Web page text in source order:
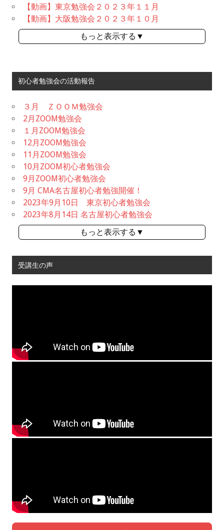
【動画】東京勉強会２０２３年１１月
【動画】大阪勉強会２０２３年１０月
もっと表示する▼
初心者勉強会の活動報告
３月 ＺＯＯＭ勉強会
2月ZOOM勉強会
１月ZOOM勉強会
12月ZOOM勉強会
11月ZOOM勉強会
10月ZOOM初心者勉強会
9月ZOOM初心者勉強会
9月 CMA名古屋初心者勉強開催！
2023年9月10日 東京初心者勉強会
2023年8月14日 名古屋初心者勉強会
もっと表示する▼
受講生の声